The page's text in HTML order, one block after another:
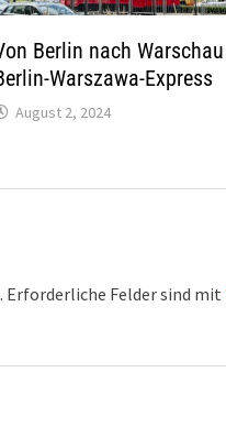
Berlin nach
Warszawa-Express
August 2, 2024
Erforderliche Felder sind mit